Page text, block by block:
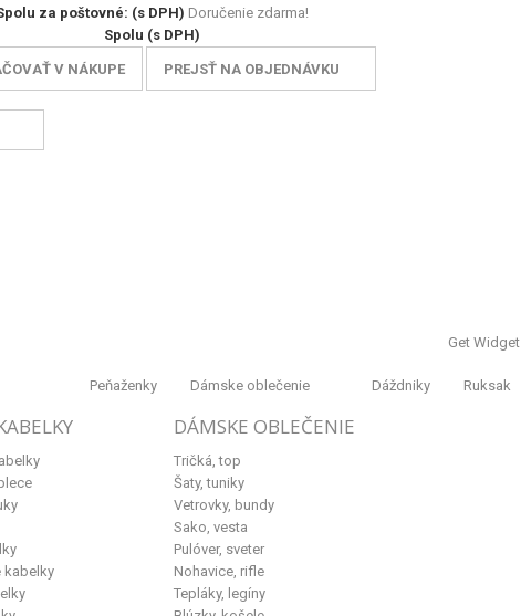
za poštovné: (s DPH) Doručenie zdarma!
Spolu (s DPH)
V NÁKUPE PREJSŤ NA OBJEDNÁVKU
Get Widget
kabelky
Peňaženky Dámske oblečenie
DÁMSKE OBLEČENIE
Tričká, top
Šaty, tuniky
Vetrovky, bundy
Sako, vesta
Pulóver, sveter
Nohavice, rifle
Tepláky, legíny
Dáždniky Ruksak